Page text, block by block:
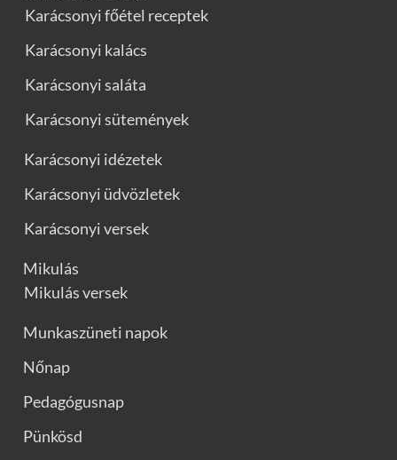
Karácsonyi főétel receptek
Karácsonyi kalács
Karácsonyi saláta
Karácsonyi sütemények
Karácsonyi idézetek
Karácsonyi üdvözletek
Karácsonyi versek
Mikulás
Mikulás versek
Munkaszüneti napok
Nőnap
Pedagógusnap
Pünkösd